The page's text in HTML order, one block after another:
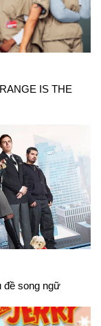
IS THE
đề song ngữ